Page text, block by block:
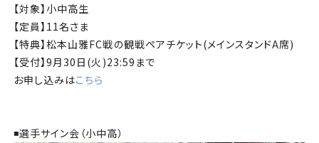
【対象】小中高生
【定員】11名さま
【特典】松本山雅FC戦の観戦ペアチケット(メインスタンドA席)
【受付】9月30日(火)23:59まで
お申し込みはこちら
◾️選手サイン会（小中高）